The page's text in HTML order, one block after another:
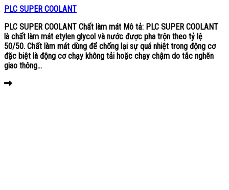
PLC SUPER COOLANT
PLC SUPER COOLANT Chất làm mát Mô tả: PLC SUPER COOLANT
là chất làm mát etylen glycol và nước được pha trộn theo tỷ lệ
50/50. Chất làm mát dùng để chống lại sự quá nhiệt trong động cơ
đặc biệt là động cơ chạy không tải hoặc chạy chậm do tắc nghẽn
giao thông...